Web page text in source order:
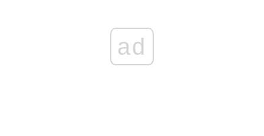
ad